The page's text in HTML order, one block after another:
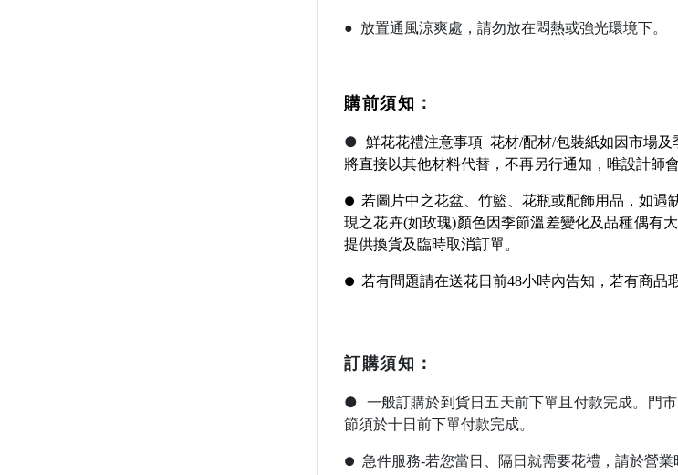
● 放置通風涼爽處，請勿放在悶熱或強光環境下。
購前須知 ：
● 鮮花花禮注意事項 花材/配材/包裝紙如因市場及
將直接以其他材料代替，不再另行通知，唯設計師
● 若圖片中之花盆、竹籃、花瓶或配飾用品，如
現之花卉(如玫瑰)顏色因季節溫差變化及品種偶有
提供換貨及臨時取消訂單。
● 若有問題請在送花日前48小時內告知， 若有商品
訂購須知 ：
● 一般訂購於到貨日五天前下單且付款完成。門
節須於十日前下單付款完成。
● 急件服務-若您當日 、隔日就需要花禮，請於營